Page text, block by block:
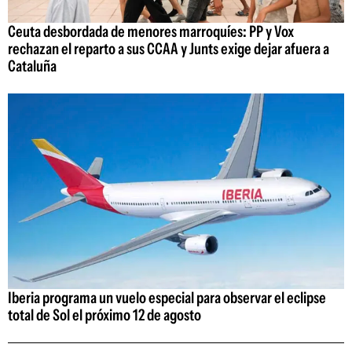
Ceuta desbordada de menores marroquíes: PP y Vox
rechazan el reparto a sus CCAA y Junts exige dejar afuera a
Cataluña
Iberia programa un vuelo especial para observar el eclipse
total de Sol el próximo 12 de agosto